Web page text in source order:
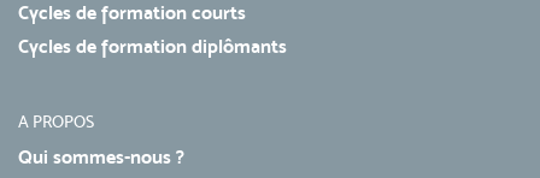
Cycles de formation courts
Cycles de formation diplômants
A PROPOS
Qui sommes-nous ?